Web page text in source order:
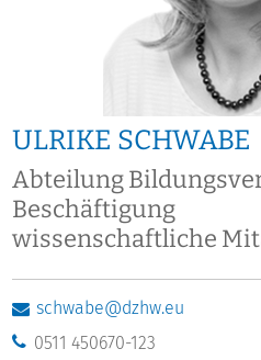
ULRIKE SCHWABE
Abteilung
Beschäftigung
wissenschaftliche
schwabe@dzhw.eu
0511 450670-123